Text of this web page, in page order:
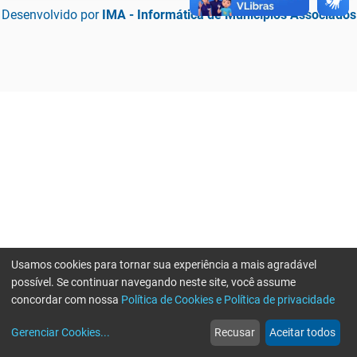
Desenvolvido por IMA - Informática de Municípios Associados
web
Notícias
more_horiz
Mais
Usamos cookies para tornar sua experiência a mais agradável
possível. Se continuar navegando neste site, você assume
concordar com nossa Política de Cookies e Política de privacidade
Gerenciar Cookies... Recusar Aceitar todos
Erro ao enviar informações, por favor tente novamente